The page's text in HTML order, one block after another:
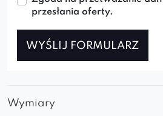
przesłania oferty.
WYŚLIJ FORMULARZ
Wymiary